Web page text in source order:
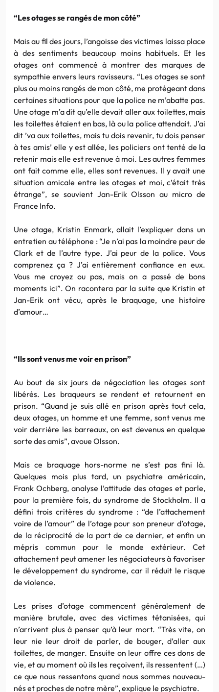
“Les otages se rangés de mon côté”
Mais au fil des jours, l’angoisse des victimes laissa place
à des sentiments beaucoup moins habituels. Et les
otages ont commencé à montrer des marques de
sympathie envers leurs ravisseurs. “Les otages se sont
plus ou moins rangés de mon côté, me protégeant dans
certaines situations pour que la police ne m’abatte pas.
Une otage m’a dit qu’elle devait aller aux toilettes, mais
les toilettes étaient en bas, là ou la police attendait. J’ai
dit ’va aux toilettes, mais tu dois revenir, tu dois penser
à tes amis’ elle y est allée, les policiers ont tenté de la
retenir mais elle est revenue à moi. Les autres femmes
ont fait comme elle, elles sont revenues. Il y avait une
situation amicale entre les otages et moi, c’était très
étrange”, se souvient Jan-Erik Olsson au micro de
France Info.
Une otage, Kristin Enmark, allait l’expliquer dans un
entretien au téléphone : “Je n’ai pas la moindre peur de
Clark et de l’autre type. J’ai peur de la police. Vous
comprenez ça ? J’ai entièrement confiance en eux.
Vous me croyez ou pas, mais on a passé de bons
moments ici”. On racontera par la suite que Kristin et
Jan-Erik ont vécu, après le braquage, une histoire
d’amour…
“Ils sont venus me voir en prison”
Au bout de six jours de négociation les otages sont
libérés. Les braqueurs se rendent et retournent en
prison. “Quand je suis allé en prison après tout cela,
deux otages, un homme et une femme, sont venus me
voir derrière les barreaux, on est devenus en quelque
sorte des amis”, avoue Olsson.
Mais ce braquage hors-norme ne s’est pas fini là.
Quelques mois plus tard, un psychiatre américain,
Frank Ochberg, analyse l’attitude des otages et parle,
pour la première fois, du syndrome de Stockholm. Il a
défini trois critères du syndrome : “de l’attachement
voire de l’amour” de l’otage pour son preneur d’otage,
de la réciprocité de la part de ce dernier, et enfin un
mépris commun pour le monde extérieur. Cet
attachement peut amener les négociateurs à favoriser
le développement du syndrome, car il réduit le risque
de violence.
Les prises d’otage commencent généralement de
manière brutale, avec des victimes tétanisées, qui
n’arrivent plus à penser qu’à leur mort. “Très vite, on
leur nie leur droit de parler, de bouger, d’aller aux
toilettes, de manger. Ensuite on leur offre ces dons de
vie, et au moment où ils les reçoivent, ils ressentent (…)
ce que nous ressentons quand nous sommes nouveau-
nés et proches de notre mère”, explique le psychiatre.